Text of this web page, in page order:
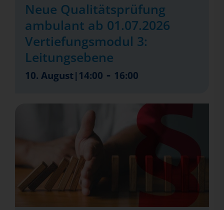
Neue Qualitätsprüfung
ambulant ab 01.07.2026
Vertiefungsmodul 3:
Leitungsebene
10. August|14:00 - 16:00